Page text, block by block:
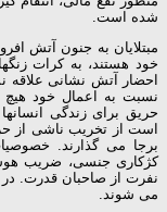
شده است.
مبتلایان به جنون آتش
خود هستند، به کرات
احضار آتش نشانی علاقه
نسبت به اعمال خود هیچ
حریق برای زندگی
است از تخریب ناشی از
برجا می گذارند.
کژکاری جنسی، ضریب
نفرت از صاحبان قدرت.
می شوند.